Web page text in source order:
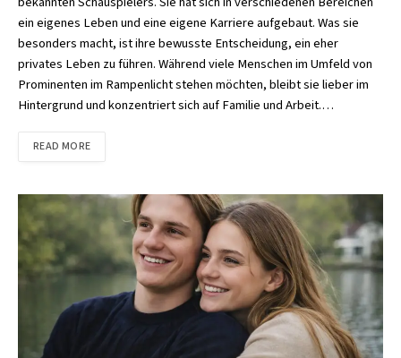
ein eigenes Leben und eine eigene Karriere aufgebaut. Was sie
besonders macht, ist ihre bewusste Entscheidung, ein eher
privates Leben zu führen. Während viele Menschen im Umfeld von
Prominenten im Rampenlicht stehen möchten, bleibt sie lieber im
Hintergrund und konzentriert sich auf Familie und Arbeit.…
READ MORE